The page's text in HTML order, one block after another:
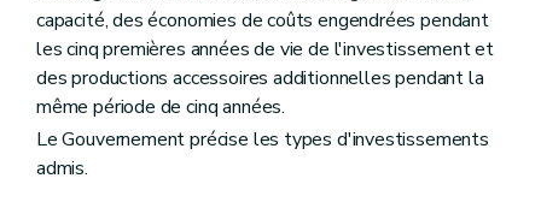
capacité, des économies de coûts engendrées pendant
les cinq premières années de vie de l'investissement et
des productions accessoires additionnelles pendant la
même période de cinq années.
Le Gouvernement précise les types d'investissements
admis.